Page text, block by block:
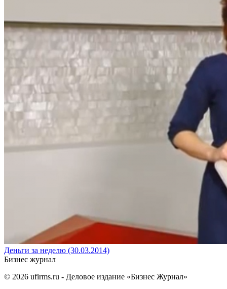
Деньги за неделю (30.03.2014)
Бизнес журнал
© 2026 ufirms.ru - Деловое издание «Бизнес Журнал»